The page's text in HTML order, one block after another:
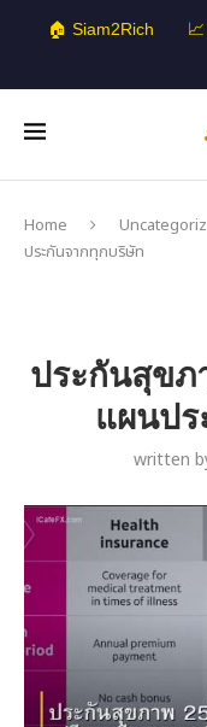
🏠 Siam2Rich
Home
ประกันจากทุกบริษัท
ประกันสุขภ
แผนป
written